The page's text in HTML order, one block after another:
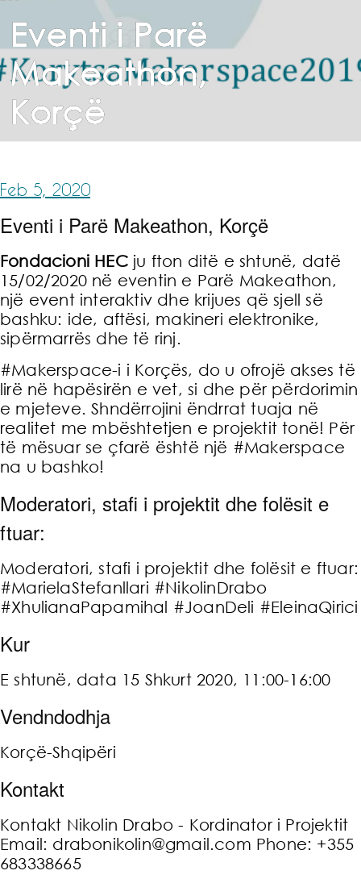
Eventi i Parë
Makeathon,
Korçë
Feb 5, 2020
Eventi i Parë Makeathon, Korçë
Fondacioni HECju fton ditë e shtunë, datë
15/02/2020 në eventin e Parë Makeathon,
një event interaktiv dhe krijues që sjell së
bashku: ide, aftësi, makineri elektronike,
sipërmarrës dhe të rinj.
#Makerspace-i i Korçës, do u ofrojë akses të
lirë në hapësirën e vet, si dhe për përdorimin
e mjeteve. Shndërrojini ëndrrat tuaja në
realitet me mbështetjen e projektit tonë! Për
të mësuar se çfarë është një #Makerspace
na u bashko!
Moderatori, stafi i projektit dhe folësit e
ftuar:
Moderatori, stafi i projektit dhe folësit e ftuar:
#MarielaStefanllari #NikolinDrabo
#XhulianaPapamihal #JoanDeli #EleinaQirici
Kur
E shtunë, data 15 Shkurt 2020, 11:00-16:00
Vendndodhja
Korçë-Shqipëri
Kontakt
Kontakt Nikolin Drabo - Kordinator i Projektit
Email: drabonikolin@gmail.com Phone: +355
683338665